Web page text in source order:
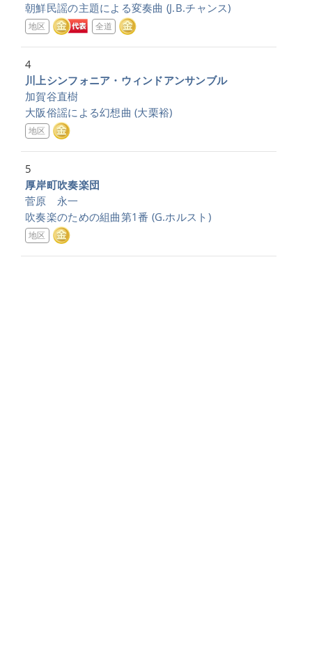
朝鮮民謡の主題による変奏曲 (J.B.チャンス)
地区 全道
4
川上シンフォニア・ウィンドアンサンブル
加賀谷直樹
大阪俗謡による幻想曲 (大栗裕)
地区
5
厚岸町吹奏楽団
菅原 永一
吹奏楽のための組曲第1番 (G.ホルスト)
地区